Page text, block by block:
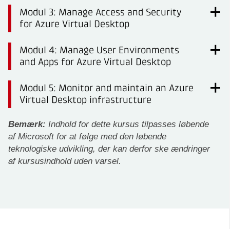
Modul 3: Manage Access and Security
for Azure Virtual Desktop
Modul 4: Manage User Environments
and Apps for Azure Virtual Desktop
Modul 5: Monitor and maintain an Azure
Virtual Desktop infrastructure
Bemærk: Indhold for dette kursus tilpasses løbende
af Microsoft for at følge med den løbende
teknologiske udvikling, der kan derfor ske ændringer
af kursusindhold uden varsel.